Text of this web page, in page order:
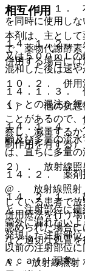
１４．１．１．
を同時に使用しな
１４．１．２．
又は５００ｍＬ
混和した後は速
１４．１．３．
く＞との混注を
１４．１．４．
鹸及び多量の流
は、直ちに多量の
１４．２． 薬剤
１４．２．１．
と、注射部位に
管外に漏れない
発現した注射部
以前の注射部位
ｅｃａｌｌ現象
相互作用
本剤は、主とし
で、薬物代謝酵
併用する場合に
１０．２． 併用
１）． 他の抗悪
ことがあるので
察し、減量する
制作用を有する）
２）． 放射線照
@． 放射線照射
している患者で
併用療法を行う
認められた場合
など適切な処置
A． 放射線照射